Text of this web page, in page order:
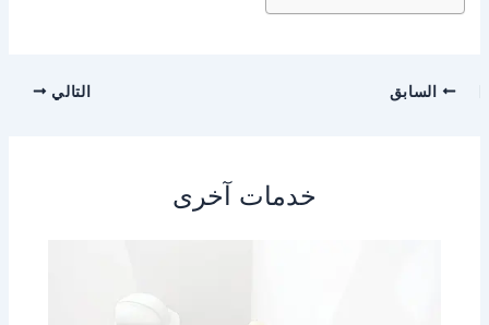
السابق التالي
خدمات آخرى